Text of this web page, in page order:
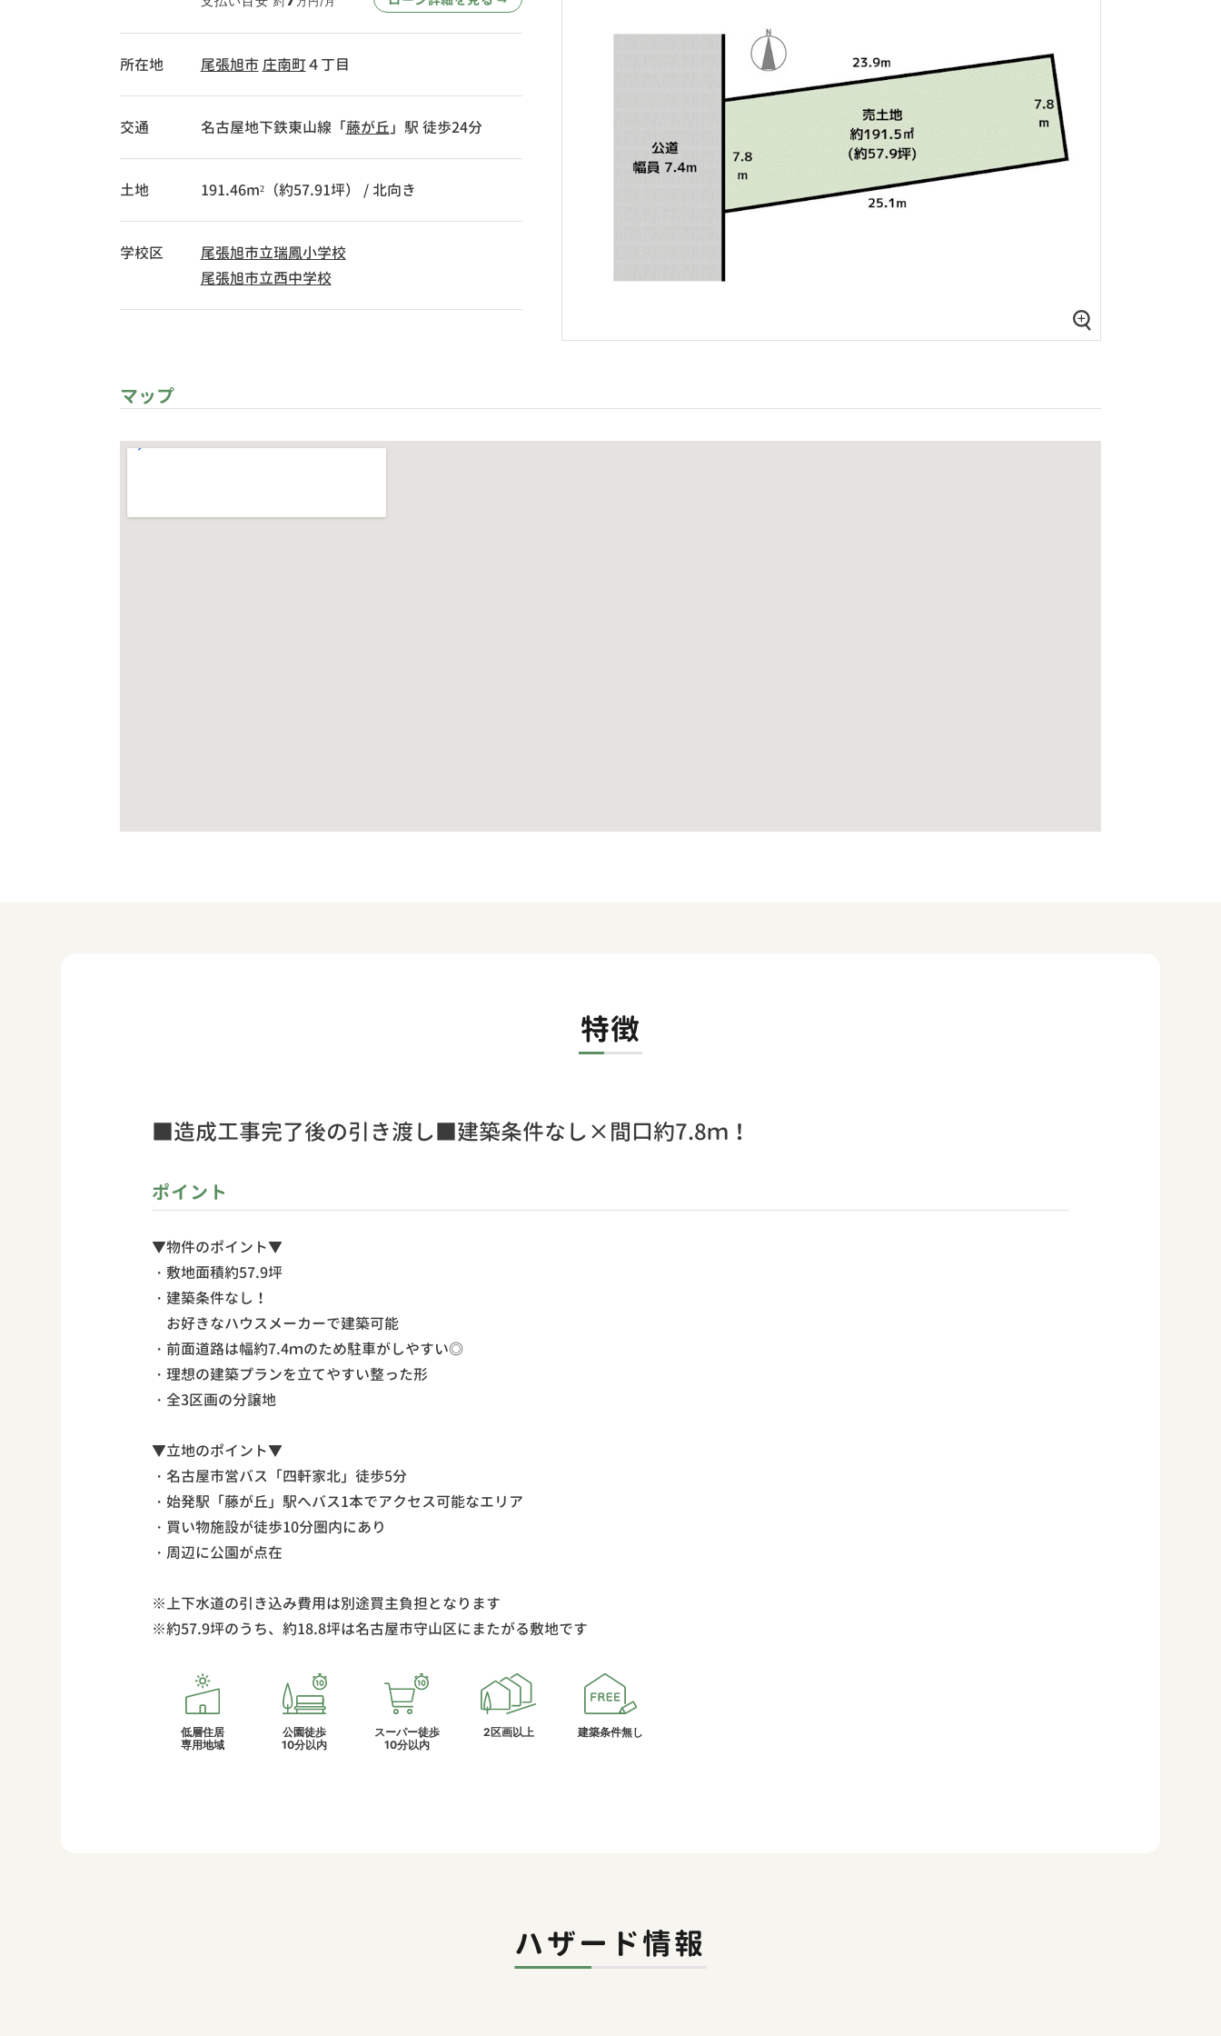
所在地 尾張旭市 庄南町４丁目
交通 名古屋地下鉄東山線「藤が丘 」駅 徒歩24分
土地 191.46m²（約57.91坪） / 北向き
学校区
尾張旭市立瑞鳳小学校
尾張旭市立西中学校
マップ
特徴
■造成工事完了後の引き渡し■建築条件なし×間口約7.8ｍ！
ポイント
▼物件のポイント▼
・敷地面積約57.9坪
・建築条件なし！
お好きなハウスメーカーで建築可能
・前面道路は幅約7.4ｍのため駐車がしやすい◎
・理想の建築プランを立てやすい整った形
・全3区画の分譲地
▼立地のポイント▼
・名古屋市営バス「四軒家北」徒歩5分
・始発駅「藤が丘」駅へバス1本でアクセス可能なエリア
・買い物施設が徒歩10分圏内にあり
・周辺に公園が点在
※上下水道の引き込み費用は別途買主負担となります
※約57.9坪のうち、約18.8坪は名古屋市守山区にまたがる敷地です
低層住居
専用地域
公園徒歩
10分以内
スーパー徒歩
10分以内
2区画以上 建築条件無し
ハザード情報